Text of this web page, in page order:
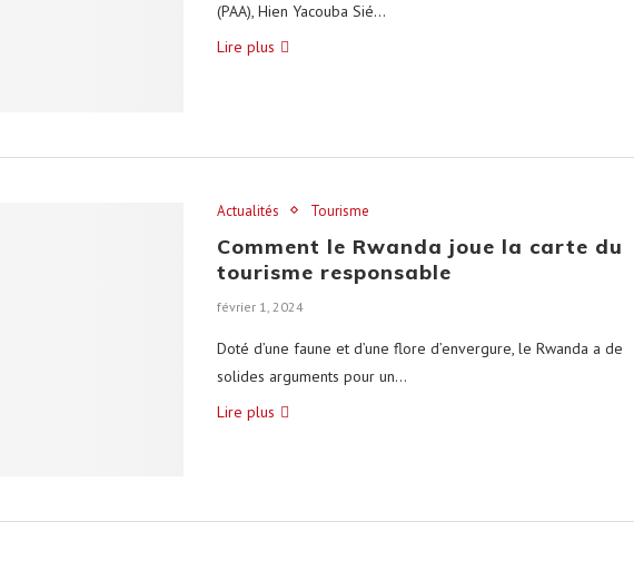
(PAA), Hien Yacouba Sié…
Lire plus
Actualités Tourisme
Comment le Rwanda joue la carte du
tourisme responsable
février 1, 2024
Doté d’une faune et d’une flore d’envergure, le Rwanda a de
solides arguments pour un…
Lire plus